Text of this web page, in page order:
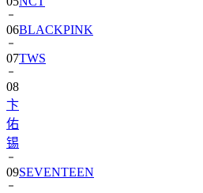
06BLACKPINK
07TWS
08
卞
佑
锡
09SEVENTEEN